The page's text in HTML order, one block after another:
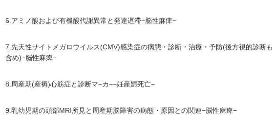
6.アミノ酸および有機酸代謝異常と発達遅滞−脳性麻痺−
7.先天性サイトメガロウイルス(CMV)感染症の病態・診断・治療・予防(後方視的診断も
含め)−脳性麻痺−
8.周産期(産褥)心筋症と診断マ−カ−−妊産婦死亡−
9.乳幼児期の頭部MRI所見と周産期脳障害の病態・原因との関連−脳性麻痺−